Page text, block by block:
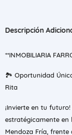
Descripción
**INMOBILIARIA
🏞️ Oportunidad
Rita
¡Invierte en tu
estratégicamente en
Mendoza Fría, frente